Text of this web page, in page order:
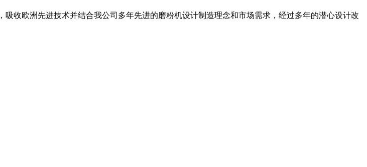
收欧洲先进技术并结合我公司多年先进的磨粉机设计制造理念和市场需求，经过多年的潜心设计改